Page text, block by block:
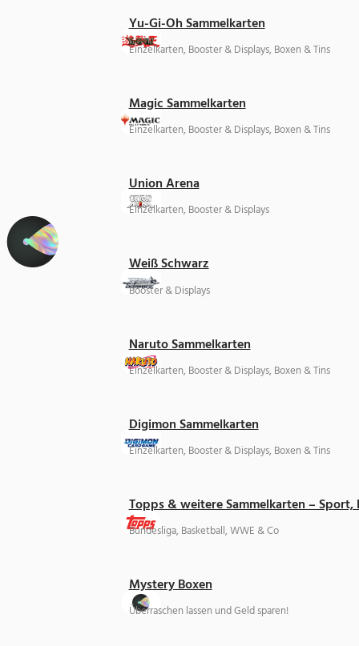
Yu-Gi-Oh Sammelkarten
Einzelkarten, Booster & Displays, Boxen & Tins
Magic Sammelkarten
Einzelkarten, Booster & Displays, Boxen & Tins
Union Arena
Einzelkarten, Booster & Displays
Weiß Schwarz
Booster & Displays
Naruto Sammelkarten
Einzelkarten, Booster & Displays, Boxen & Tins
Digimon Sammelkarten
Einzelkarten, Booster & Displays, Boxen & Tins
Topps & weitere Sammelkarten –
Bundesliga, Basketball, WWE & Co
Mystery Boxen
Überraschen lassen und Geld sparen!